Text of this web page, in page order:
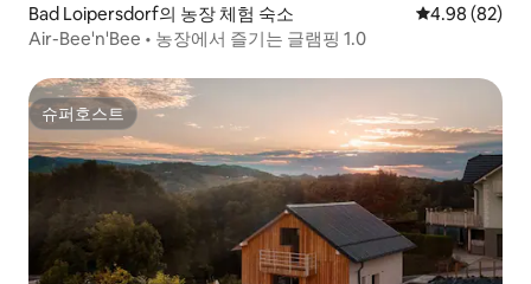
Bad Loipersdorf의 농장 체험 숙소 평점 4.98점(5
4.98 (82)
Air-Bee'n'Bee • 농장에서 즐기는 글램핑 1.0
슈퍼호스트
슈퍼호스트